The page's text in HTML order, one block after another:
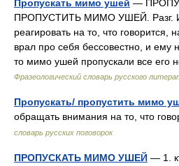
Пропускать мимо ушей —
ПРОПУСТИТЬ МИМО УШЕЙ. Разг.
реагировать на то, что говорится,
врал про себя бессовестно, и ему
то мимо ушей пропускали все
Фразеологический словарь русского
Пропускать/ пропустить мимо
обращать внимания на то, что
словарь русских поговорок
ПРОПУСКАТЬ МИМО УШЕЙ — 1.